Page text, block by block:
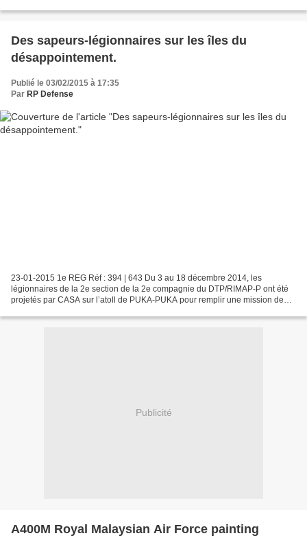
Des sapeurs-légionnaires sur les îles du
désappointement.
Publié le 03/02/2015 à 17:35
Par RP Defense
23-01-2015 1e REG Réf : 394 | 643 Du 3 au 18 décembre 2014, les
légionnaires de la 2e section de la 2e compagnie du DTP/RIMAP-P ont été
projetés par CASA sur l’atoll de PUKA-PUKA pour remplir une mission de
Publicité
A400M Royal Malaysian Air Force painting